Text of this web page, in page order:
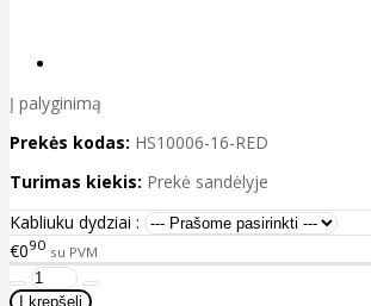
Į palyginimą
Prekės kodas: HS10006-16-RED
Turimas kiekis: Prekė sandėlyje
Kabliuku dydziai :
€090 su PVM